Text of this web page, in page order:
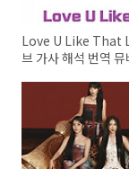
Love U Like That
브 가사 해석 번역